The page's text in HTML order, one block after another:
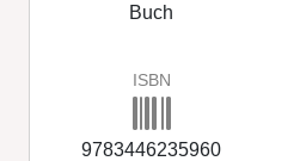
Buch
ISBN
9783446235960